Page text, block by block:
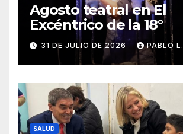
Agosto teatral en El
Excéntrico de la 18°
31 DE JULIO DE 2026 PABLO L.
SALUD